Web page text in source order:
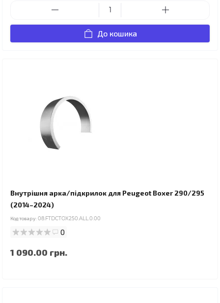
До кошика
Внутрішня арка/підкрилок для Peugeot Boxer 290/295
(2014–2024)
Код товару: 08.FTDCTOX250.ALL.0.00
0
1 090.00 грн.